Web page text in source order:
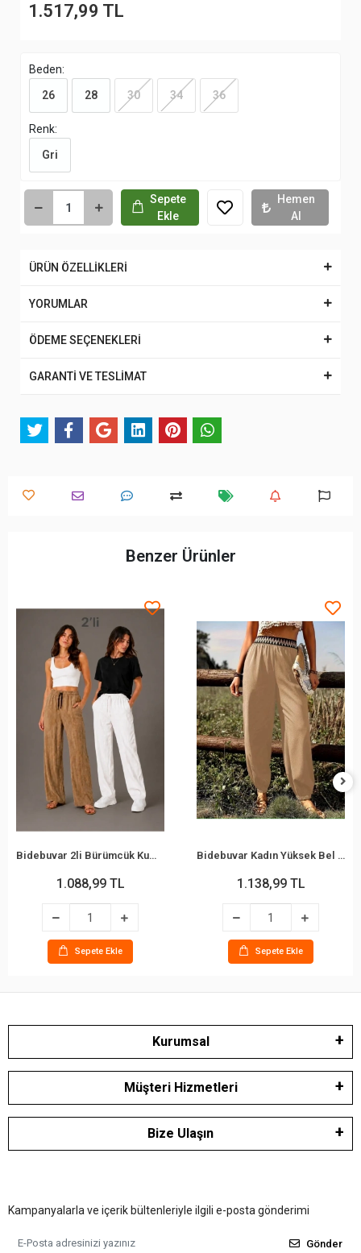
1.517,99 TL
Beden:
26
28 30 34 36
Renk:
Gri
Sepete
Ekle
Hemen
Al
ÜRÜN ÖZELLİKLERİ
YORUMLAR
ÖDEME SEÇENEKLERİ
GARANTİ VE TESLİMAT
Benzer Ürünler
Bidebuvar 2li Bürümcük Kumaş Beli Lastikli Bağcıklı Bol Paça Pantolon - Beyaz/Vizon
1.088,99 TL
Sepete Ekle
Bidebuvar Kadın Yüksek Bel Beli Lastikli Dökümlü Ve Beli şeritli Pera Pantolon
1.138,99 TL
Sepete Ekle
Kurumsal
Müşteri Hizmetleri
Bize Ulaşın
Kampanyalarla ve içerik bültenleriyle ilgili e-posta gönderimi
Gönder